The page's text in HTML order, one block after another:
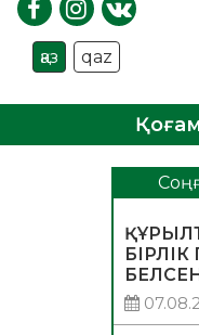
қаз qaz
БІРЛІК